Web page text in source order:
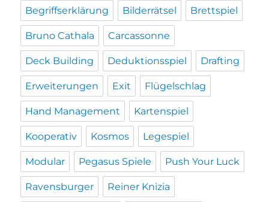
Begriffserklärung Bilderrätsel Brettspiel
Bruno Cathala Carcassonne
Deck Building Deduktionsspiel Drafting
Erweiterungen Exit Flügelschlag
Hand Management Kartenspiel
Kooperativ Kosmos Legespiel
Modular Pegasus Spiele Push Your Luck
Ravensburger Reiner Knizia